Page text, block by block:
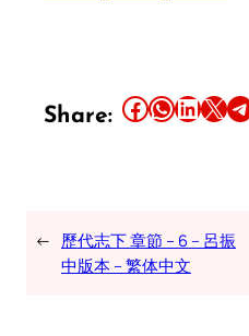
Share: Share this article on Facebook Share this article on WhatsApp Share this article on LinkedIn Share this article on X Share this article on Telegram
← 歷代志下 章節 – 6 – 呂振
中版本 – 繁体中文